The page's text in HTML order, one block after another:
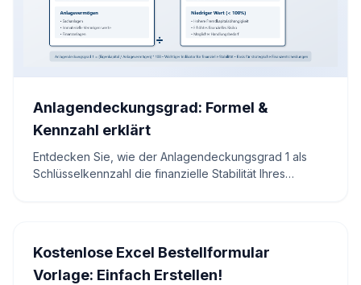
Anlagendeckungsgrad: Formel &
Kennzahl erklärt
Entdecken Sie, wie der Anlagendeckungsgrad 1 als
Schlüsselkennzahl die finanzielle Stabilität Ihres
Kostenlose Excel Bestellformular
Vorlage: Einfach Erstellen!